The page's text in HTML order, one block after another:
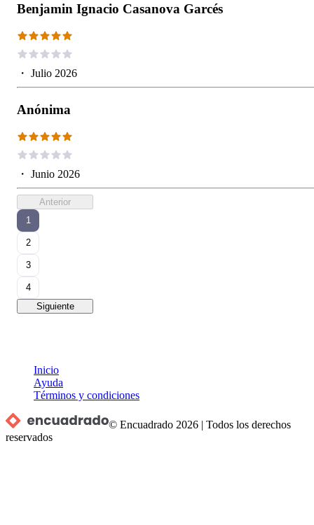
Benjamin Ignacio Casanova Garcés
・ Julio 2026
Anónima
・ Junio 2026
Anterior
1
2
3
4
Siguiente
Inicio
Ayuda
Términos y condiciones
© Encuadrado 2026 |Todos los derechos
reservados